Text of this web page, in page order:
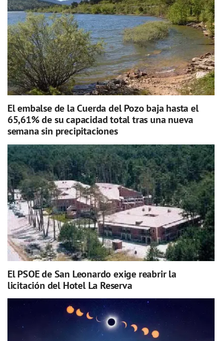
El embalse de la Cuerda del Pozo baja hasta el
65,61% de su capacidad total tras una nueva
semana sin precipitaciones
El PSOE de San Leonardo exige reabrir la
licitación del Hotel La Reserva